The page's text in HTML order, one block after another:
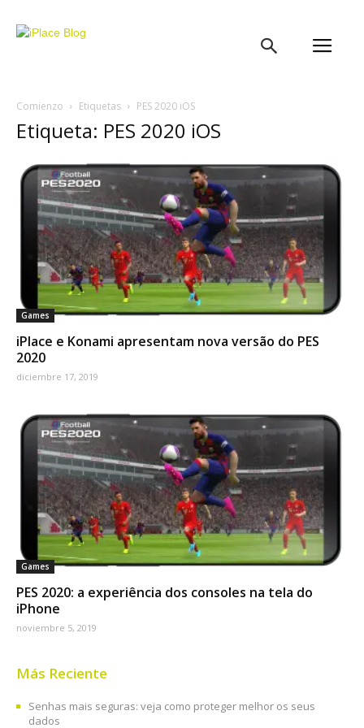
Comienzo Etiquetas PES 2020 iOS
Etiqueta: PES 2020 iOS
Games
iPlace e Konami apresentam nova versão do PES
2020
diciembre 17, 2019
Games
PES 2020: a experiência dos consoles na tela do
iPhone
noviembre 5, 2019
Más Reciente
Senhas mais seguras: veja como proteger melhor os seus
dados